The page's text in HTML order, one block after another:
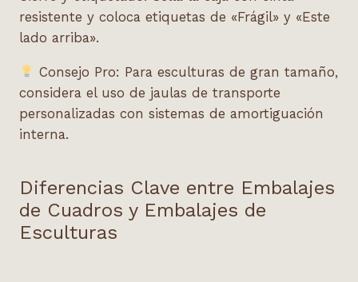
resistente y coloca etiquetas de «Frágil» y «Este
lado arriba».
Consejo Pro: Para esculturas de gran tamaño,
considera el uso de jaulas de transporte
personalizadas con sistemas de amortiguación
interna.
Diferencias Clave entre Embalajes
de Cuadros y Embalajes de
Esculturas